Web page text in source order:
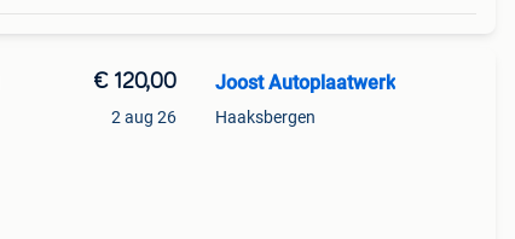
€ 120,00
2 aug 26
Joost Autoplaatwerk
Haaksbergen